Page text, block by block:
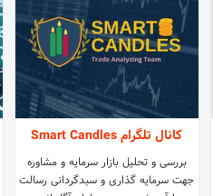
کانال تلگرام Smart Candles
بررسی و تحلیل بازار سرمایه و مشاوره
جهت سرمایه گذاری و سبدگردانی رسالت